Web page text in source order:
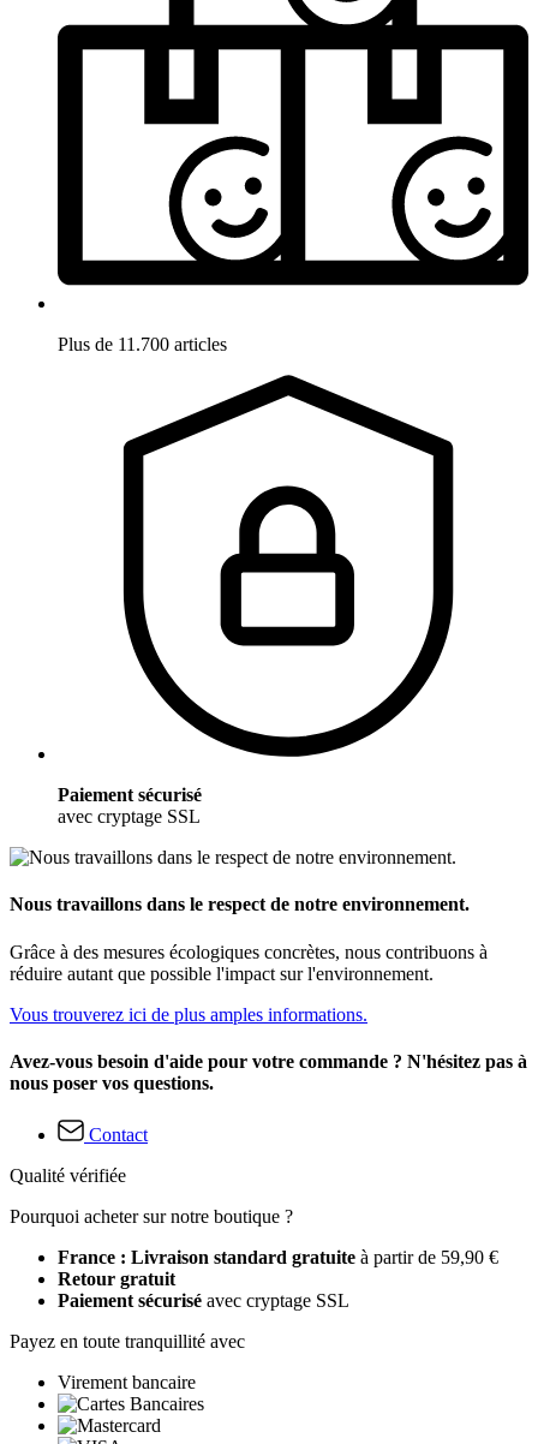
Plus de 11.700 articles
Paiement sécurisé
avec cryptage SSL
Nous travaillons dans le respect de notre environnement.
Grâce à des mesures écologiques concrètes, nous contribuons à
réduire autant que possible l'impact sur l'environnement.
Vous trouverez ici de plus amples informations.
Avez-vous besoin d'aide pour votre commande ? N'hésitez pas à
nous poser vos questions.
Contact
Qualité vérifiée
Pourquoi acheter sur notre boutique ?
France : Livraison standard gratuite à partir de 59,90 €
Retour gratuit
Paiement sécurisé avec cryptage SSL
Payez en toute tranquillité avec
Virement bancaire